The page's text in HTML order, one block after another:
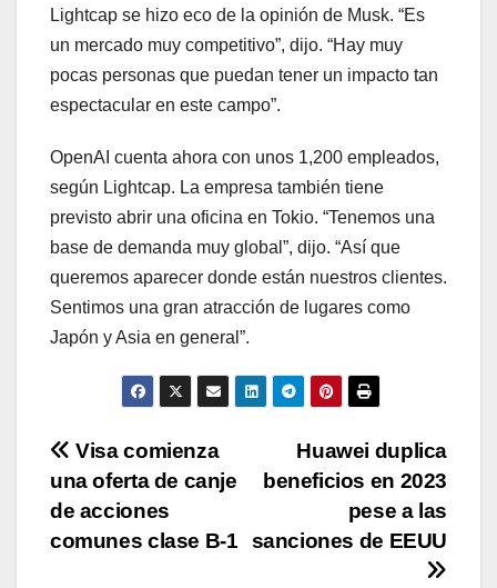
Lightcap se hizo eco de la opinión de Musk. “Es
un mercado muy competitivo”, dijo. “Hay muy
pocas personas que puedan tener un impacto tan
espectacular en este campo”.
OpenAI cuenta ahora con unos 1,200 empleados,
según Lightcap. La empresa también tiene
previsto abrir una oficina en Tokio. “Tenemos una
base de demanda muy global”, dijo. “Así que
queremos aparecer donde están nuestros clientes.
Sentimos una gran atracción de lugares como
Japón y Asia en general”.
Navegación
de
entradas
Huawei duplica
beneficios en 2023
pese a las
sanciones de EEUU
Visa comienza
una oferta de canje
de acciones
comunes clase B-1